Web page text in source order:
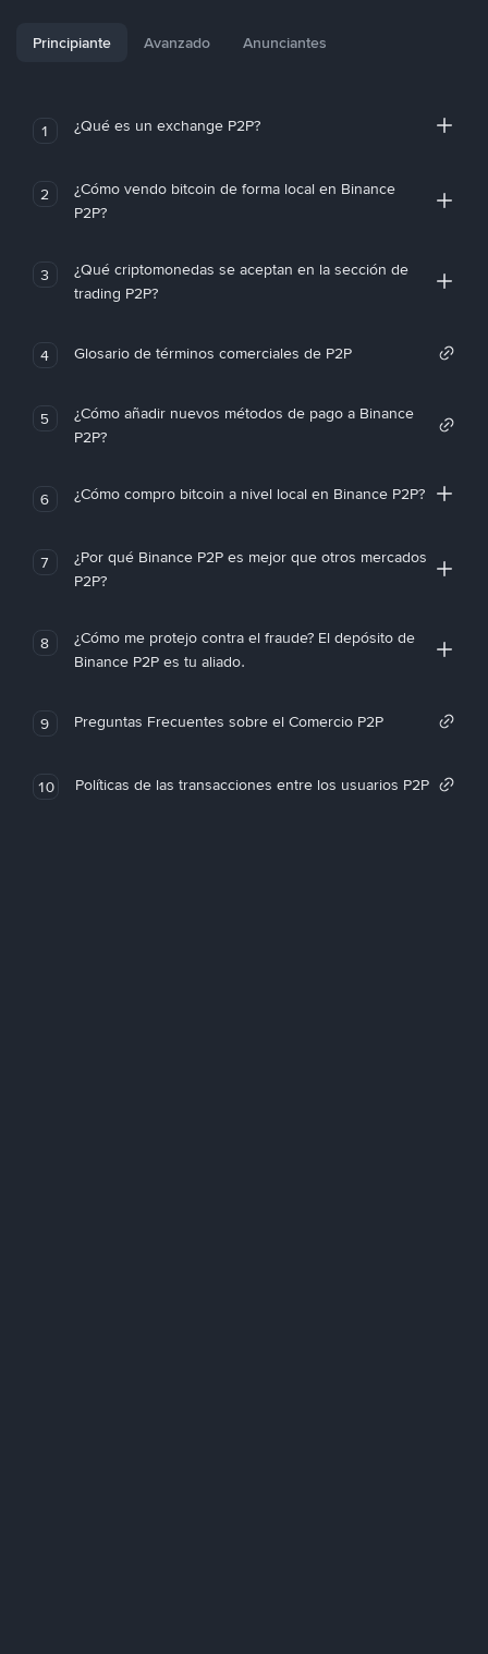
Principiante Avanzado Anunciantes
1 ¿Qué es un exchange P2P?
2
¿Cómo vendo bitcoin de forma local en Binance
P2P?
3
¿Qué criptomonedas se aceptan en la sección de
trading P2P?
4 Glosario de términos comerciales de P2P
5
¿Cómo añadir nuevos métodos de pago a Binance
P2P?
6 ¿Cómo compro bitcoin a nivel local en Binance P2P?
7
¿Por qué Binance P2P es mejor que otros mercados
P2P?
8
¿Cómo me protejo contra el fraude? El depósito de
Binance P2P es tu aliado.
9 Preguntas Frecuentes sobre el Comercio P2P
10 Políticas de las transacciones entre los usuarios P2P